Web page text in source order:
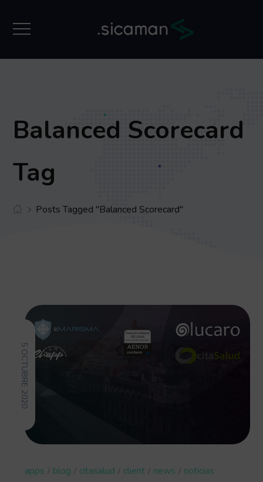
Balanced Scorecard
Tag
Posts Tagged "Balanced Scorecard"
5 OCTUBRE 2020
apps blog citasalud client news
noticias